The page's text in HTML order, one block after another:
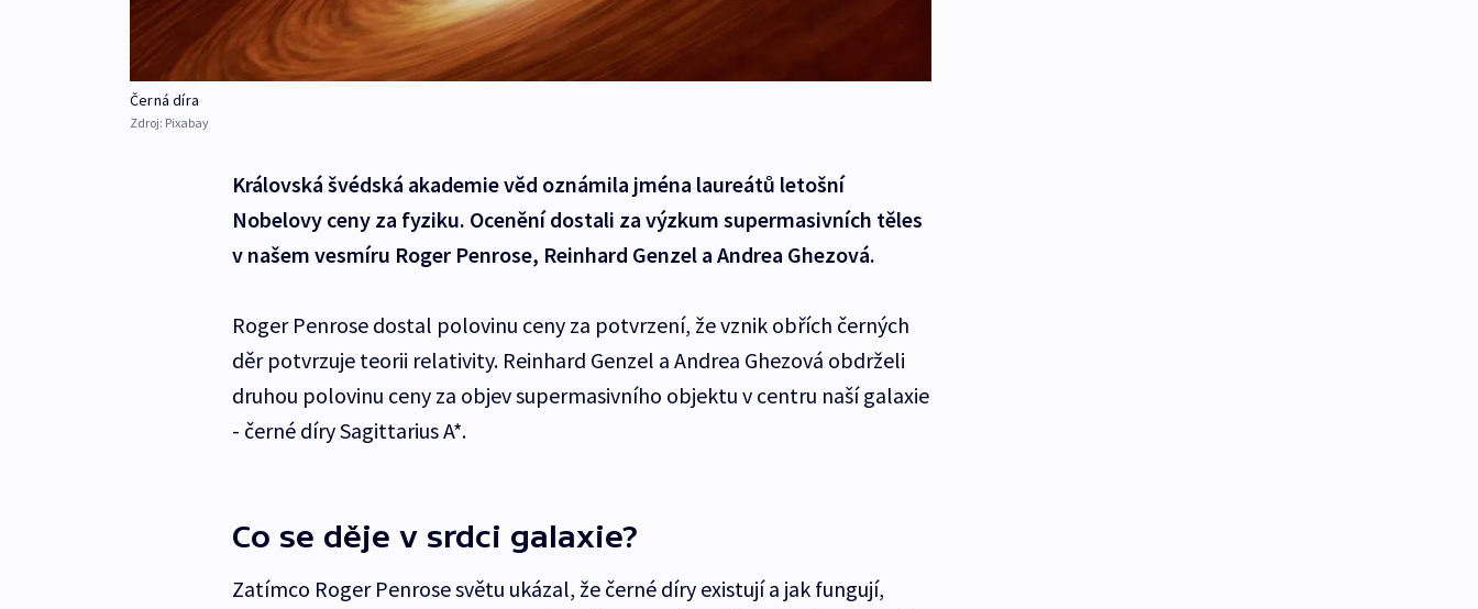
Černá díra
Zdroj: Pixabay
Královská švédská akademie věd oznámila jména laureátů letošní
Nobelovy ceny za fyziku. Ocenění dostali za výzkum supermasivních těles
v našem vesmíru Roger Penrose, Reinhard Genzel a Andrea Ghezová.
Roger Penrose dostal polovinu ceny za potvrzení, že vznik obřích černých
děr potvrzuje teorii relativity. Reinhard Genzel a Andrea Ghezová obdrželi
druhou polovinu ceny za objev supermasivního objektu v centru naší galaxie
- černé díry Sagittarius A*.
Co se děje v srdci galaxie?
Zatímco Roger Penrose světu ukázal, že černé díry existují a jak fungují,